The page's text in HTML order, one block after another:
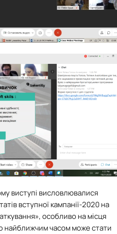
виступі висловлювалися
вступної кампанії-2020 на
, особливо на місця
найближчим часом може стати